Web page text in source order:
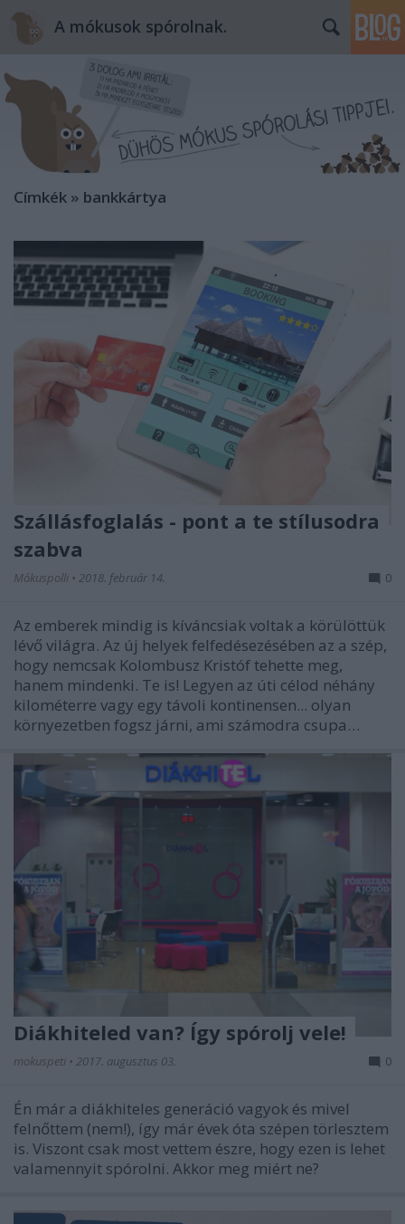
A mókusok spórolnak.
Címkék » bankkártya
Szállásfoglalás - pont a te stílusodra
szabva
Mókuspolli • 2018. február 14. 0
Az emberek mindig is kíváncsiak voltak a körülöttük
lévő világra. Az új helyek felfedésezésében az a szép,
hogy nemcsak Kolombusz Kristóf tehette meg,
hanem mindenki. Te is! Legyen az úti célod néhány
kilométerre vagy egy távoli kontinensen... olyan
környezetben fogsz járni, ami számodra csupa…
Diákhiteled van? Így spórolj vele!
mokuspeti • 2017. augusztus 03. 0
Én már a diákhiteles generáció vagyok és mivel
felnőttem (nem!), így már évek óta szépen törlesztem
is. Viszont csak most vettem észre, hogy ezen is lehet
valamennyit spórolni. Akkor meg miért ne?